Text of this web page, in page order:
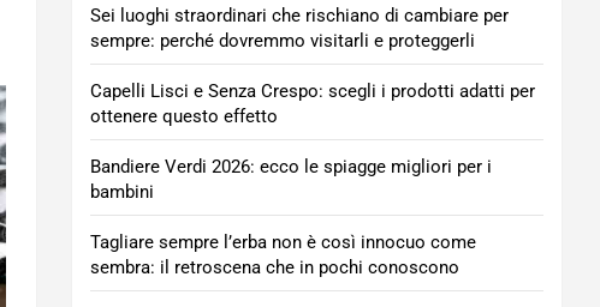
Sei luoghi straordinari che rischiano di cambiare per
sempre: perché dovremmo visitarli e proteggerli
Capelli Lisci e Senza Crespo: scegli i prodotti adatti per
ottenere questo effetto
Bandiere Verdi 2026: ecco le spiagge migliori per i
bambini
Tagliare sempre l’erba non è così innocuo come
sembra: il retroscena che in pochi conoscono